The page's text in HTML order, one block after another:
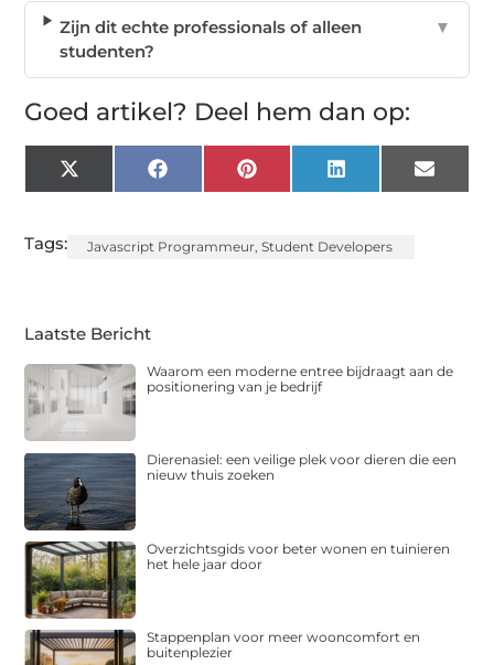
Zijn dit echte professionals of alleen
studenten?
▼
Goed artikel? Deel hem dan op:
X
(Twitter)
FacebookPinterest LinkedIn Email
Tags: Javascript Programmeur ,Student Developers
Laatste Bericht
Waarom een moderne entree bijdraagt aan de
positionering van je bedrijf
Dierenasiel: een veilige plek voor dieren die een
nieuw thuis zoeken
Overzichtsgids voor beter wonen en tuinieren
het hele jaar door
Stappenplan voor meer wooncomfort en
buitenplezier